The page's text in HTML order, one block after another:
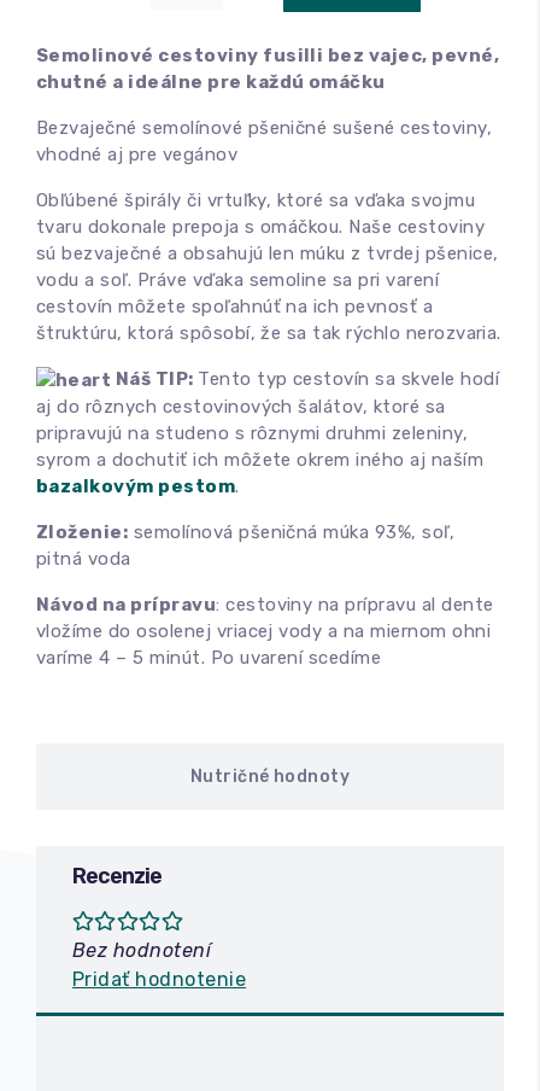
Semolinové cestoviny fusilli bez vajec, pevné,
chutné a ideálne pre každú omáčku
Bezvaječné semolínové pšeničné sušené cestoviny,
vhodné aj pre vegánov
Obľúbené špirály či vrtuľky, ktoré sa vďaka svojmu
tvaru dokonale prepoja s omáčkou. Naše cestoviny
sú bezvaječné a obsahujú len múku z tvrdej pšenice,
vodu a soľ. Práve vďaka semoline sa pri varení
cestovín môžete spoľahnúť na ich pevnosť a
štruktúru, ktorá spôsobí, že sa tak rýchlo nerozvaria.
Náš TIP: Tento typ cestovín sa skvele hodí
aj do rôznych cestovinových šalátov, ktoré sa
pripravujú na studeno s rôznymi druhmi zeleniny,
syrom a dochutiť ich môžete okrem iného aj naším
bazalkovým pestom.
Zloženie: semolínová pšeničná múka 93%, soľ,
pitná voda
Návod na prípravu: cestoviny na prípravu al dente
vložíme do osolenej vriacej vody a na miernom ohni
varíme 4 – 5 minút. Po uvarení scedíme
Nutričné hodnoty
Recenzie
Bez hodnotení
Pridať hodnotenie